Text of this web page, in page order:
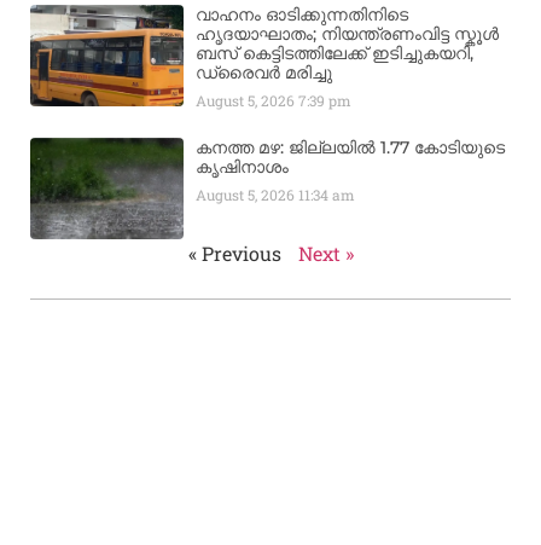
വാഹനം ഓടിക്കുന്നതിനിടെ
ഹൃദയാഘാതം; നിയന്ത്രണംവിട്ട സ്കൂൾ
ബസ് കെട്ടിടത്തിലേക്ക് ഇടിച്ചുകയറി,
ഡ്രൈവർ മരിച്ചു
August 5, 20267:39 pm
കനത്ത മഴ: ജില്ലയിൽ 1.77 കോടിയുടെ
കൃഷിനാശം
August 5, 2026 11:34 am
« Previous Next »